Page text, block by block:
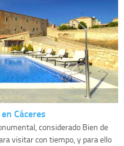
Cáceres
considerado Bien de
visitar con tiempo, y para ello